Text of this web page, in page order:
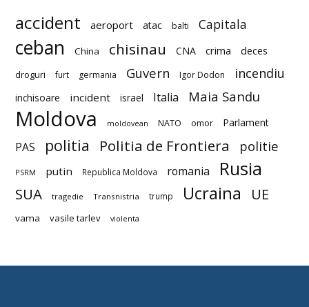
accident aeroport atac balti Capitala
ceban China chisinau CNA crima deces
droguri furt germania Guvern Igor Dodon incendiu
inchisoare incident israel Italia Maia Sandu
Moldova moldovean NATO omor Parlament
PAS politia Politia de Frontiera politie
PSRM putin Republica Moldova romania Rusia
SUA tragedie Transnistria trump Ucraina UE
vama vasile tarlev violenta